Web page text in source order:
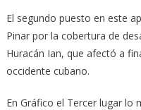
El segundo puesto en este
Pinar por la cobertura de
Huracán Ian, que afectó a
occidente cubano.
En Gráfico el Tercer lugar lo